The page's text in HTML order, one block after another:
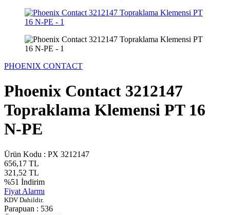
PHOENIX CONTACT
Phoenix Contact 3212147
Topraklama Klemensi PT 16
N-PE
Ürün Kodu : PX 3212147
656,17 TL
321,52 TL
%51 İndirim
Fiyat Alarmı
KDV Dahildir.
Parapuan : 536